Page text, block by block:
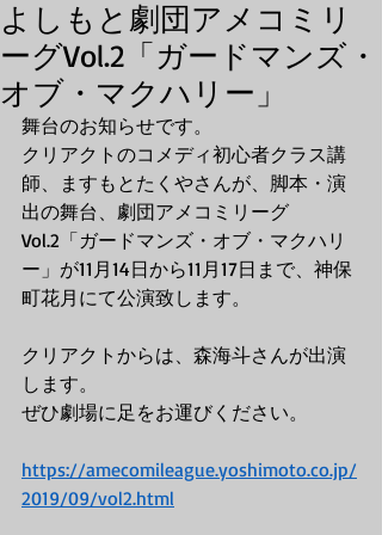
よしもと劇団アメコミリ
ーグVol.2「ガードマンズ・
オブ・マクハリー」
舞台のお知らせです。
クリアクトのコメディ初心者クラス講
師、ますもとたくやさんが、脚本・演
出の舞台、劇団アメコミリーグ
Vol.2「ガードマンズ・オブ・マクハリ
ー」が11月14日から11月17日まで、神保
町花月にて公演致します。
クリアクトからは、森海斗さんが出演
します。
ぜひ劇場に足をお運びください。
https://amecomileague.yoshimoto.co.jp/
2019/09/vol2.html